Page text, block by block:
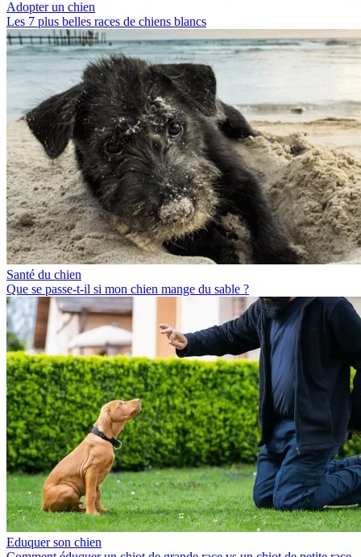
Adopter un chien
Les 7 plus belles races de chiens blancs
Santé du chien
Que se passe-t-il si mon chien mange du sable ?
Eduquer son chien